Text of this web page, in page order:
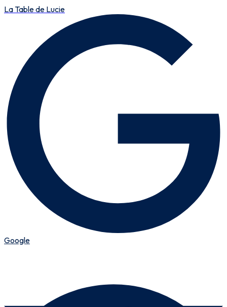
La Table de Lucie
Google